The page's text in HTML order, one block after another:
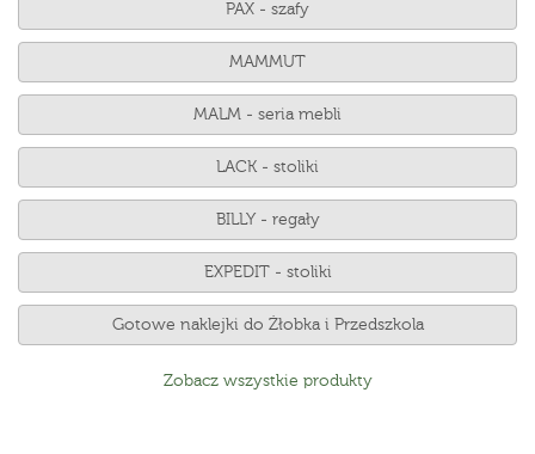
PAX - szafy
MAMMUT
MALM - seria mebli
LACK - stoliki
BILLY - regały
EXPEDIT - stoliki
Gotowe naklejki do Żłobka i Przedszkola
Zobacz wszystkie produkty